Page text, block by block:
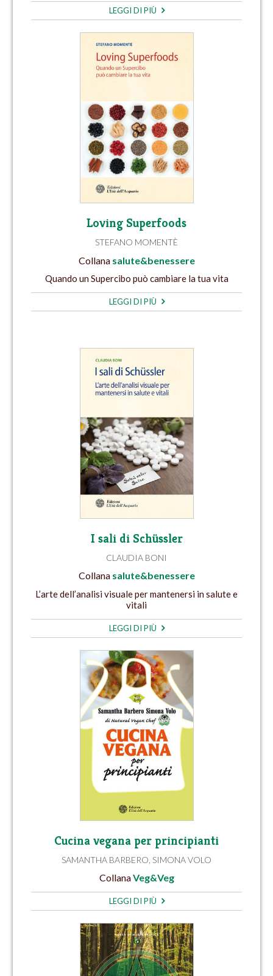
LEGGI DI PIÙ
Loving Superfoods
STEFANO MOMENTÈ
Collana salute&benessere
Quando un Supercibo può cambiare la tua vita
LEGGI DI PIÙ
I sali di Schüssler
CLAUDIA BONI
Collana salute&benessere
L’arte dell’analisi visuale per mantenersi in salute e
vitali
LEGGI DI PIÙ
Cucina vegana per principianti
SAMANTHA BARBERO SIMONA VOLO
CollanaVeg&Veg
LEGGI DI PIÙ